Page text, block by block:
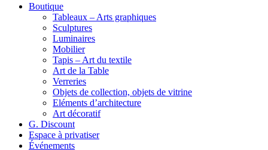
Boutique
Tableaux – Arts graphiques
Sculptures
Luminaires
Mobilier
Tapis – Art du textile
Art de la Table
Verreries
Objets de collection, objets de vitrine
Eléments d’architecture
Art décoratif
G. Discount
Espace à privatiser
Événements